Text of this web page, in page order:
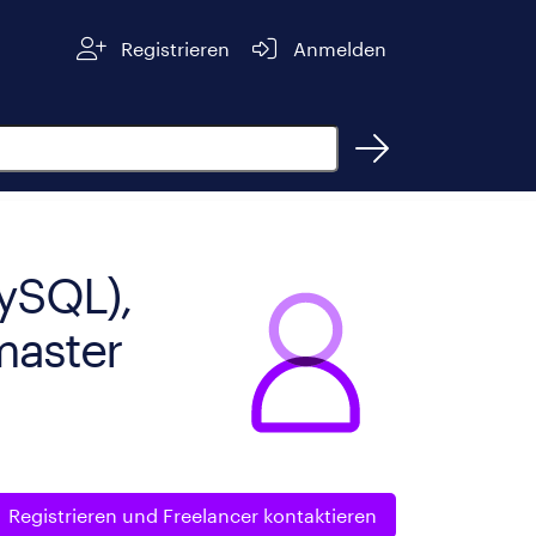
Registrieren Anmelden
Registrieren und Freelancer kontaktieren